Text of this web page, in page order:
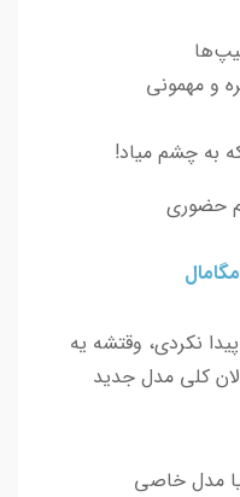
و مهمونی
به چشم میاد!
حضوری
نکردی، وقتشه یه
کلی مدل جدید
مدل خاصی